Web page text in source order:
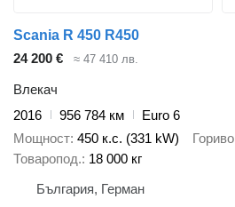
Scania R 450 R450
24 200 €
≈ 47 410 лв.
Влекач
2016
956 784 км
Euro 6
Мощност 450 к.с. (331 kW) Гориво
Товаропод. 18 000 кг
България, Герман